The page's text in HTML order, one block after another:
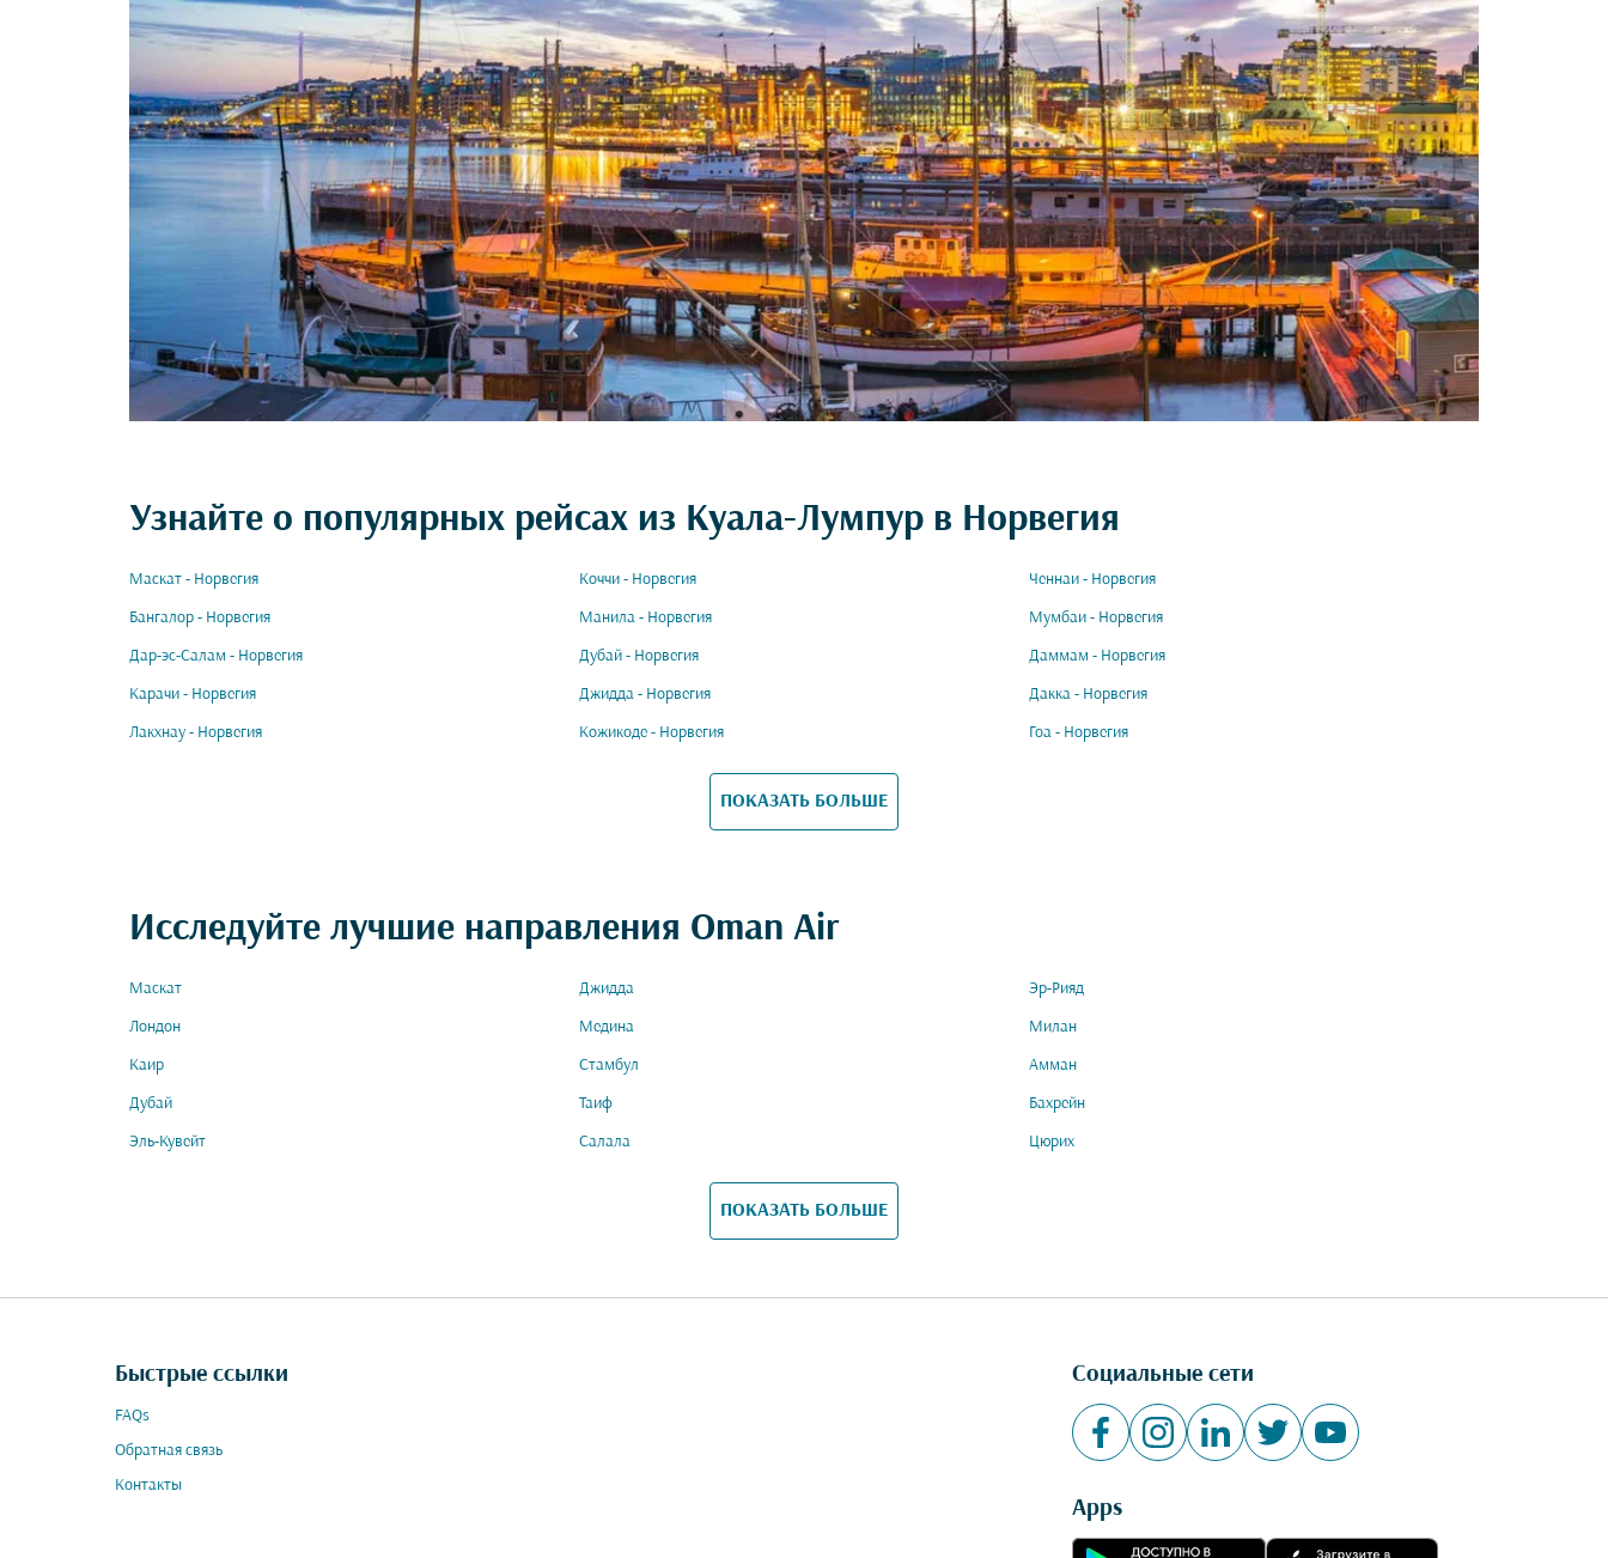
Узнайте о популярных рейсах из Куала-Лумпур в Норвегия
Маскат - Норвегия Коччи - Норвегия Ченнаи - Норвегия
Бангалор - Норвегия Манила - Норвегия Мумбаи - Норвегия
Дар-эс-Салам - Норвегия Дубай - Норвегия Даммам - Норвегия
Карачи - Норвегия Джидда - Норвегия Дакка - Норвегия
Лакхнау - Норвегия Кожикоде - Норвегия Гоа - Норвегия
ПОКАЗАТЬ БОЛЬШЕ
Исследуйте лучшие направления Oman Air
Маскат Джидда Эр-Рияд
Лондон Медина Милан
Каир Стамбул Амман
Дубай Таиф Бахрейн
Эль-Кувейт Салала Цюрих
ПОКАЗАТЬ БОЛЬШЕ
Быстрые ссылки
FAQs
Обратная связь
Контакты
Социальные сети
Apps